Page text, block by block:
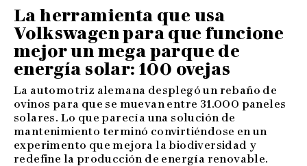
La herramienta que usa
Volkswagen para que funcione
mejor un mega parque de
energía solar: 100 ovejas
La automotriz alemana desplegó un rebaño de
ovinos para que se muevan entre 31.000 paneles
solares. Lo que parecía una solución de
mantenimiento terminó convirtiéndose en un
experimento que mejora la biodiversidad y
redefine la producción de energía renovable.